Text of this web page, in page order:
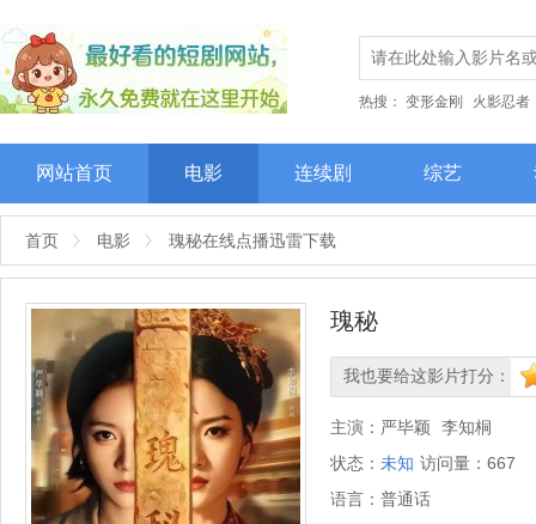
热搜： 变形金刚 火影忍者
网站首页 电影 连续剧 综艺
首页 电影 瑰秘在线点播迅雷下载
瑰秘
我也要给这影片打分：
很差较差还行推荐
主演： 严毕颖
李知桐
状态： 未知 访问量： 667
语言： 普通话